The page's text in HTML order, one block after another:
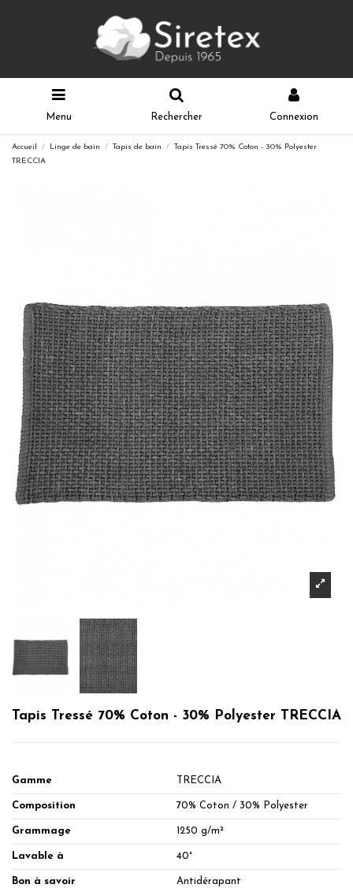
Menu Rechercher Connexion
Accueil Linge de bain Tapis de bain
Tapis Tressé 70% Coton - 30% Polyester
TRECCIA
Tapis Tressé 70% Coton - 30% Polyester TRECCIA
Gamme TRECCIA
Composition 70% Coton / 30% Polyester
Grammage 1250 g/m²
Lavable à 40°
Bon à savoir Antidérapant